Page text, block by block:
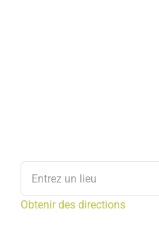
Obtenir des directions